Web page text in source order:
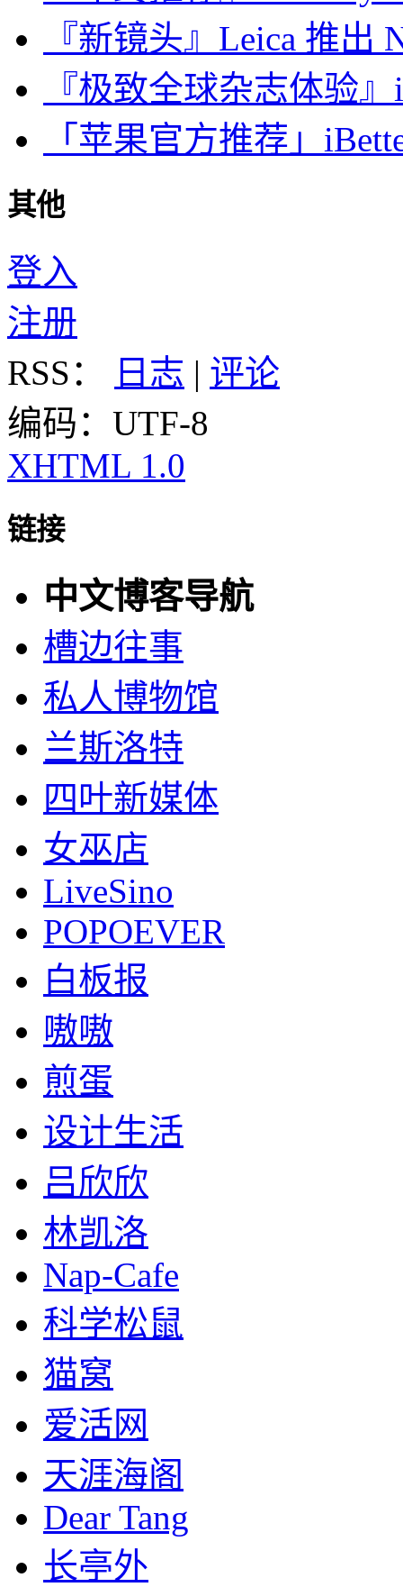
『新镜头』Leica 推出
『极致全球杂志体验
「苹果官方推荐」
其他
登入
注册
RSS：
日志 | 评论
编码：UTF-8
XHTML 1.0
链接
中文博客导航
槽边往事
私人博物馆
兰斯洛特
四叶新媒体
女巫店
LiveSino
POPOEVER
白板报
嗷嗷
煎蛋
设计生活
吕欣欣
林凯洛
Nap-Cafe
科学松鼠
猫窝
爱活网
天涯海阁
Dear Tang
长亭外